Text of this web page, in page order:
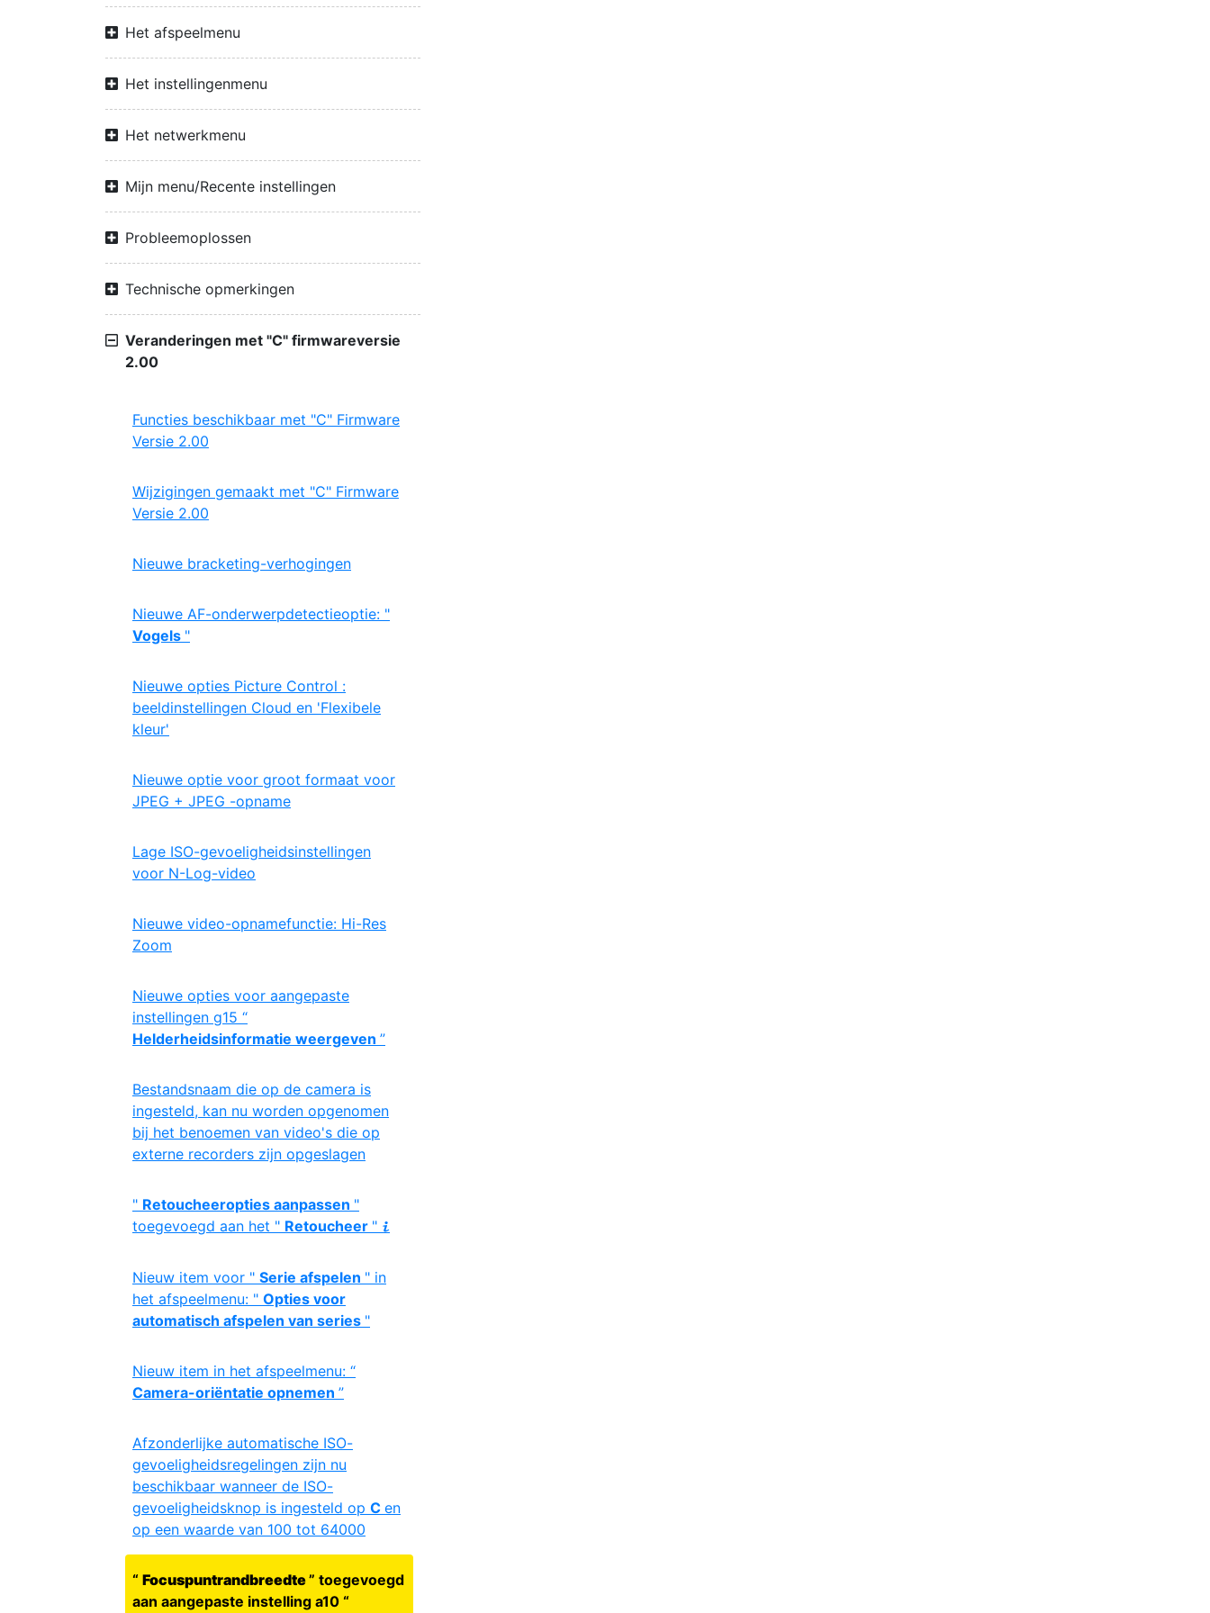
Het afspeelmenu
Het instellingenmenu
Het netwerkmenu
Mijn menu/Recente instellingen
Probleemoplossen
Technische opmerkingen
Veranderingen met "C" firmwareversie
2.00
Functies beschikbaar met "C" Firmware
Versie 2.00
Wijzigingen gemaakt met "C" Firmware
Versie 2.00
Nieuwe bracketing-verhogingen
Nieuwe AF-onderwerpdetectieoptie: "
Vogels "
Nieuwe opties Picture Control :
beeldinstellingen Cloud en 'Flexibele
kleur'
Nieuwe optie voor groot formaat voor
JPEG + JPEG -opname
Lage ISO-gevoeligheidsinstellingen
voor N-Log-video
Nieuwe video-opnamefunctie: Hi-Res
Zoom
Nieuwe opties voor aangepaste
instellingen g15 “
Helderheidsinformatie weergeven ”
Bestandsnaam die op de camera is
ingesteld, kan nu worden opgenomen
bij het benoemen van video's die op
externe recorders zijn opgeslagen
" Retoucheeropties aanpassen "
toegevoegd aan het " Retoucheer " i
Nieuw item voor " Serie afspelen " in
het afspeelmenu: " Opties voor
automatisch afspelen van series "
Nieuw item in het afspeelmenu: “
Camera-oriëntatie opnemen ”
Afzonderlijke automatische ISO-
gevoeligheidsregelingen zijn nu
beschikbaar wanneer de ISO-
gevoeligheidsknop is ingesteld op C en
op een waarde van 100 tot 64000
“ Focuspuntrandbreedte” toegevoegd
aan aangepaste instelling a10 “